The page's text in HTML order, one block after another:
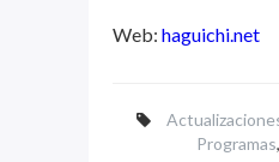
Web: haguichi.net
Programas,